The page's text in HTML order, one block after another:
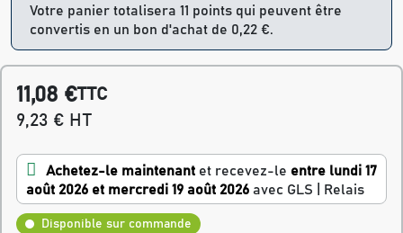
Votre panier totalisera 11 points qui peuvent être
convertis en un bon d'achat de 0,22 €.
11,08 €TTC
9,23 € HT
Achetez-le maintenant et recevez-le entre lundi 17
août 2026 et mercredi 19 août 2026 avec GLS | Relais
Disponible sur commande